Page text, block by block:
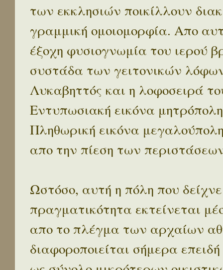
των εκκλησιών ποικίλλουν
γραμμική ομοιομορφία. Απο
έξοχη φυσιογνωμία του ιερού
συστάδα των γειτονικών
Λυκαβηττός και η λοφοσειρά
Εντυπωσιακή εικόνα
Πληθωρική εικόνα
απο την πίεση των
Ωστόσο, αυτή η πόλη που
πραγματικότητα εκτείνεται
απο το πλέγμα των αρχαίων
διαφοροποιείται σήμερα